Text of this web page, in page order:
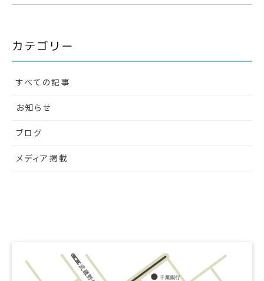
カテゴリー
すべての記事
お知らせ
ブログ
メディア掲載